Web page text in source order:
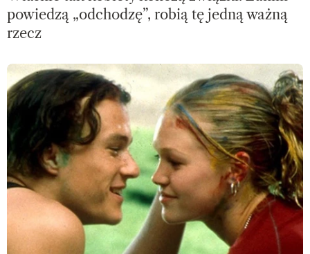
powiedzą „odchodzę”, robią tę jedną ważną
rzecz